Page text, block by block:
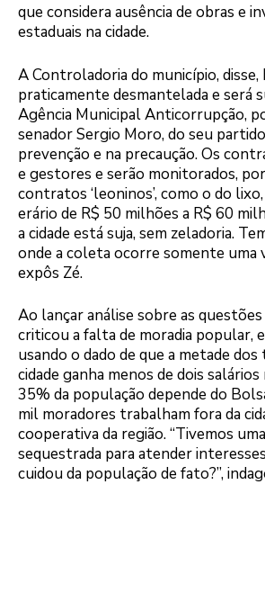
que considera ausência de obras e
estaduais na cidade.
A Controladoria do município, disse,
praticamente desmantelada e será
Agência Municipal Anticorrupção,
senador Sergio Moro, do seu
prevenção e na precaução. Os
e gestores e serão monitorados,
contratos ‘leoninos’, como o do
erário de R$ 50 milhões a R$ 60
a cidade está suja, sem zeladoria.
onde a coleta ocorre somente uma
expôs Zé.
Ao lançar análise sobre as
criticou a falta de moradia popular,
usando o dado de que a metade
cidade ganha menos de dois salários
35% da população depende do
mil moradores trabalham fora da
cooperativa da região. “Tivemos
sequestrada para atender
cuidou da população de fato?”,